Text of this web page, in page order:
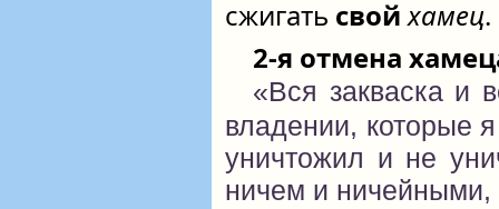
сжигать свой хамец.
2-я отмена
«Вся закваска и
владении, которые
уничтожил и не
ничем и ничейными,